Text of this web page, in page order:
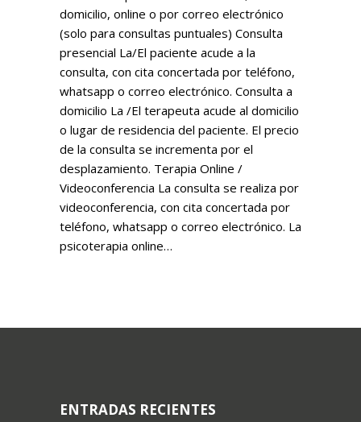
domicilio, online o por correo electrónico
(solo para consultas puntuales) Consulta
presencial La/El paciente acude a la
consulta, con cita concertada por teléfono,
whatsapp o correo electrónico. Consulta a
domicilio La /El terapeuta acude al domicilio
o lugar de residencia del paciente. El precio
de la consulta se incrementa por el
desplazamiento. Terapia Online /
Videoconferencia La consulta se realiza por
videoconferencia, con cita concertada por
teléfono, whatsapp o correo electrónico. La
psicoterapia online…
ENTRADAS RECIENTES